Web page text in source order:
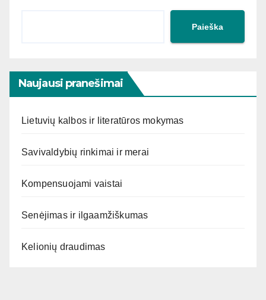
Paieška
Naujausi pranešimai
Lietuvių kalbos ir literatūros mokymas
Savivaldybių rinkimai ir merai
Kompensuojami vaistai
Senėjimas ir ilgaamžiškumas
Kelionių draudimas